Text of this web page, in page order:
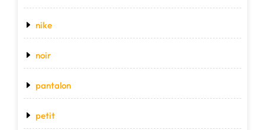
nike
noir
pantalon
petit